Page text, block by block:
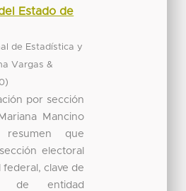
Estado de
de Estadística y
Vargas &
)
por sección
Mancino
que
electoral
federal, clave de
de entidad